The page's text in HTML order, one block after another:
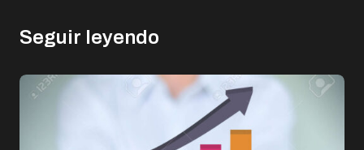
Seguir leyendo